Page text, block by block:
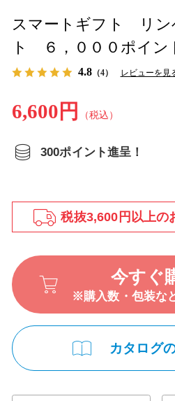
スマートギフト リン
ト ６，０００ポイン
4.8 （4） レビューを見
6,600円 （税込）
300ポイント進呈！
税抜3,600円以上の
今すぐ
※購入数・包装な
カタログ